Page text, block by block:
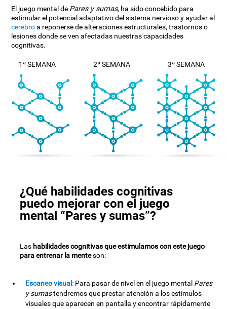
El juego mental de Pares y sumas, ha sido concebido para
estimular el potencial adaptativo del sistema nervioso y ayudar al
cerebroa reponerse de alteraciones estructurales, trastornos o
lesiones donde se ven afectadas nuestras capacidades
cognitivas.
1ª SEMANA 2ª SEMANA 3ª SEMANA
¿Qué habilidades cognitivas
puedo mejorar con el juego
mental “Pares y sumas”?
Las habilidades cognitivas que estimulamos con este juego
para entrenar la menteson:
Escaneo visual: Para pasar de nivel en el juego mental Pares
y sumastendremos que prestar atención a los estímulos
visuales que aparecen en pantalla y encontrar rápidamente